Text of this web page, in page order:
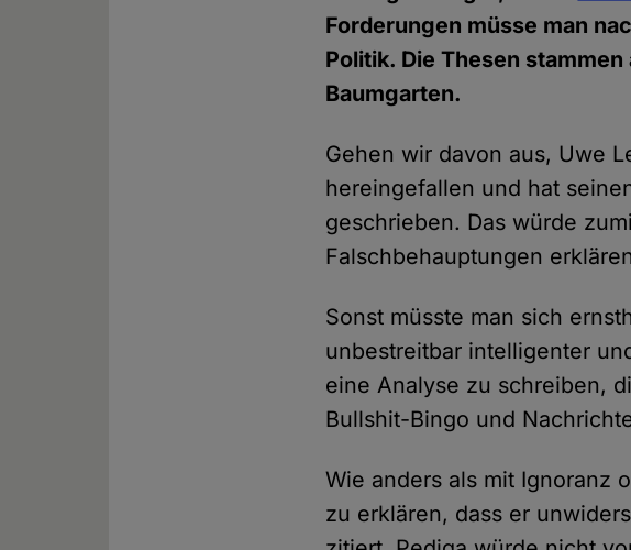
Forderungen müsse man
Politik. Die Thesen
Baumgarten.
Gehen wir davon aus, Uwe
hereingefallen und hat
geschrieben. Das würde
Falschbehauptungen
Sonst müsste man sich
unbestreitbar intelligenter
eine Analyse zu schreiben,
Bullshit-Bingo und
Wie anders als mit Ignoranz
zu erklären, dass er